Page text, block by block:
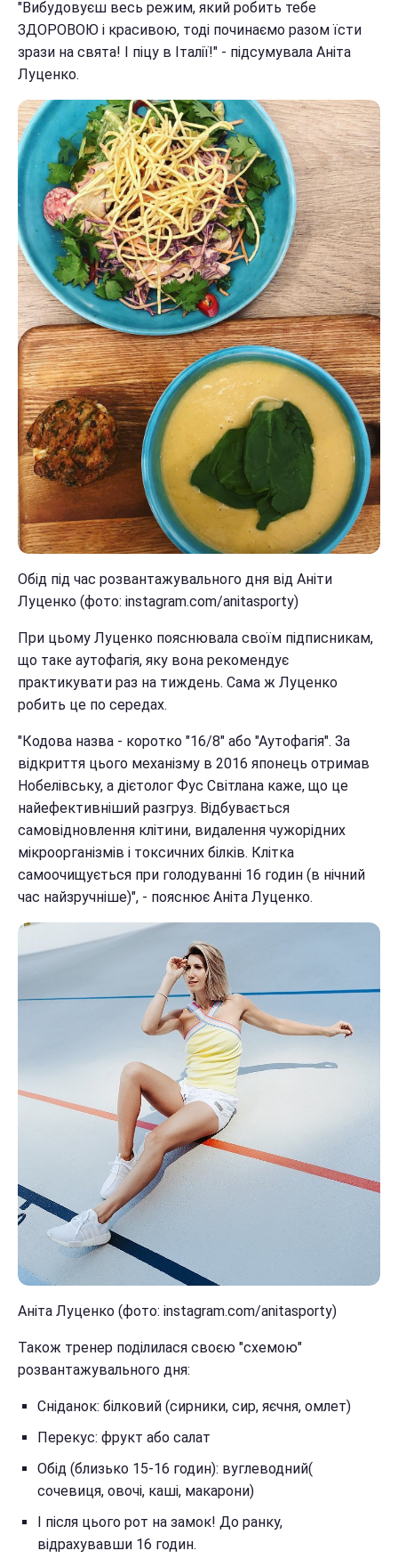
"Вибудовуєш весь режим, який робить тебе
ЗДОРОВОЮ і красивою, тоді починаємо разом їсти
зрази на свята! І піцу в Італії!" - підсумувала Аніта
Луценко.
Обід під час розвантажувального дня від Аніти
Луценко (фото: instagram.com/anitasporty)
При цьому Луценко пояснювала своїм підписникам,
що таке аутофагія, яку вона рекомендує
практикувати раз на тиждень. Сама ж Луценко
робить це по середах.
"Кодова назва - коротко "16/8" або "Аутофагія". За
відкриття цього механізму в 2016 японець отримав
Нобелівську, а дієтолог Фус Світлана каже, що це
найефективніший разгруз. Відбувається
самовідновлення клітини, видалення чужорідних
мікроорганізмів і токсичних білків. Клітка
самоочищується при голодуванні 16 годин (в нічний
час найзручніше)", - пояснює Аніта Луценко.
Аніта Луценко (фото: instagram.com/anitasporty)
Також тренер поділилася своєю "схемою"
розвантажувального дня:
Сніданок: білковий (сирники, сир, яєчня, омлет)
Перекус: фрукт або салат
Обід (близько 15-16 годин): вуглеводний(
сочевиця, овочі, каші, макарони)
І після цього рот на замок! До ранку,
відрахувавши 16 годин.